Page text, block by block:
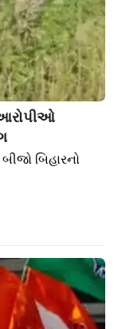
આરોપીઓ
બિહારનો